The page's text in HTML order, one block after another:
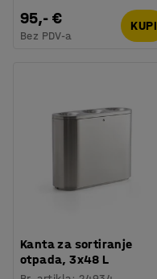
95,- €
Bez PDV-a
KUPI
Kanta za sortiranje
otpada, 3x48 L